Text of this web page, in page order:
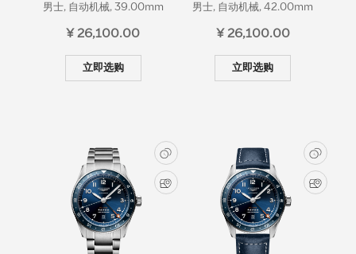
男士, 自动机械, 39.00mm
¥ 26,100.00
立即选购
男士, 自动机械, 42.00mm
¥ 26,100.00
立即选购